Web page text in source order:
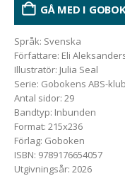
GÅ MED I
Språk: Svenska
Författare: Eli
Illustratör: Julia Seal
Serie: Gobokens ABS-
Antal sidor: 29
Bandtyp: Inbunden
Format: 215x236
Förlag: Goboken
ISBN: 9789176654057
Utgivningsår: 2026